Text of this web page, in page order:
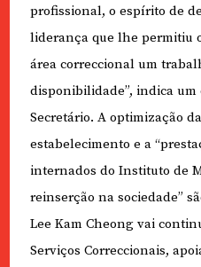
profissional, o espírito de
liderança que lhe permitiu
área correccional um
disponibilidade”, indica um
Secretário. A optimização
estabelecimento e a
internados do Instituto de
reinserção na sociedade”
Lee Kam Cheong vai
Serviços Correccionais,